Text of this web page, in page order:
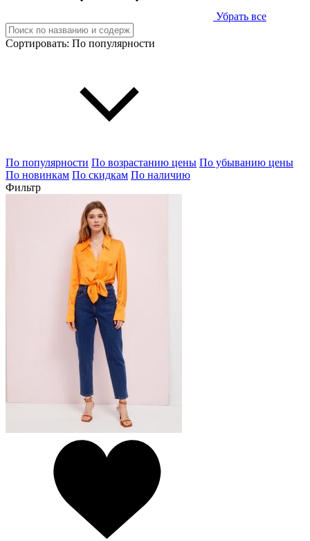
Убрать все
Сортировать: По популярности
По популярности По возрастанию цены По убыванию цены
По новинкам По скидкам По наличию
Фильтр